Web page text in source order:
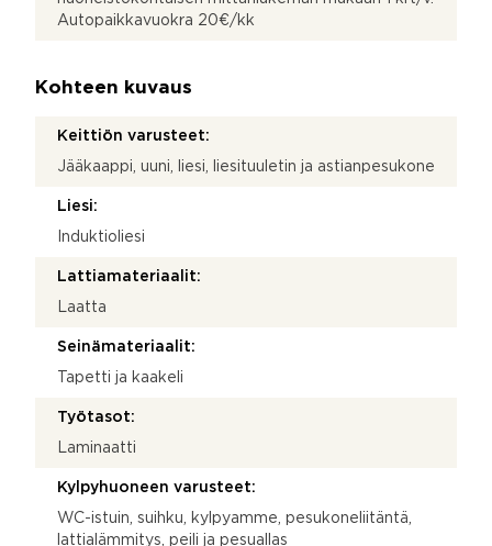
Autopaikkavuokra 20€/kk
Kohteen kuvaus
Keittiön varusteet:
Jääkaappi, uuni, liesi, liesituuletin ja astianpesukone
Liesi:
Induktioliesi
Lattiamateriaalit:
Laatta
Seinämateriaalit:
Tapetti ja kaakeli
Työtasot:
Laminaatti
Kylpyhuoneen varusteet:
WC-istuin, suihku, kylpyamme, pesukoneliitäntä,
lattialämmitys, peili ja pesuallas